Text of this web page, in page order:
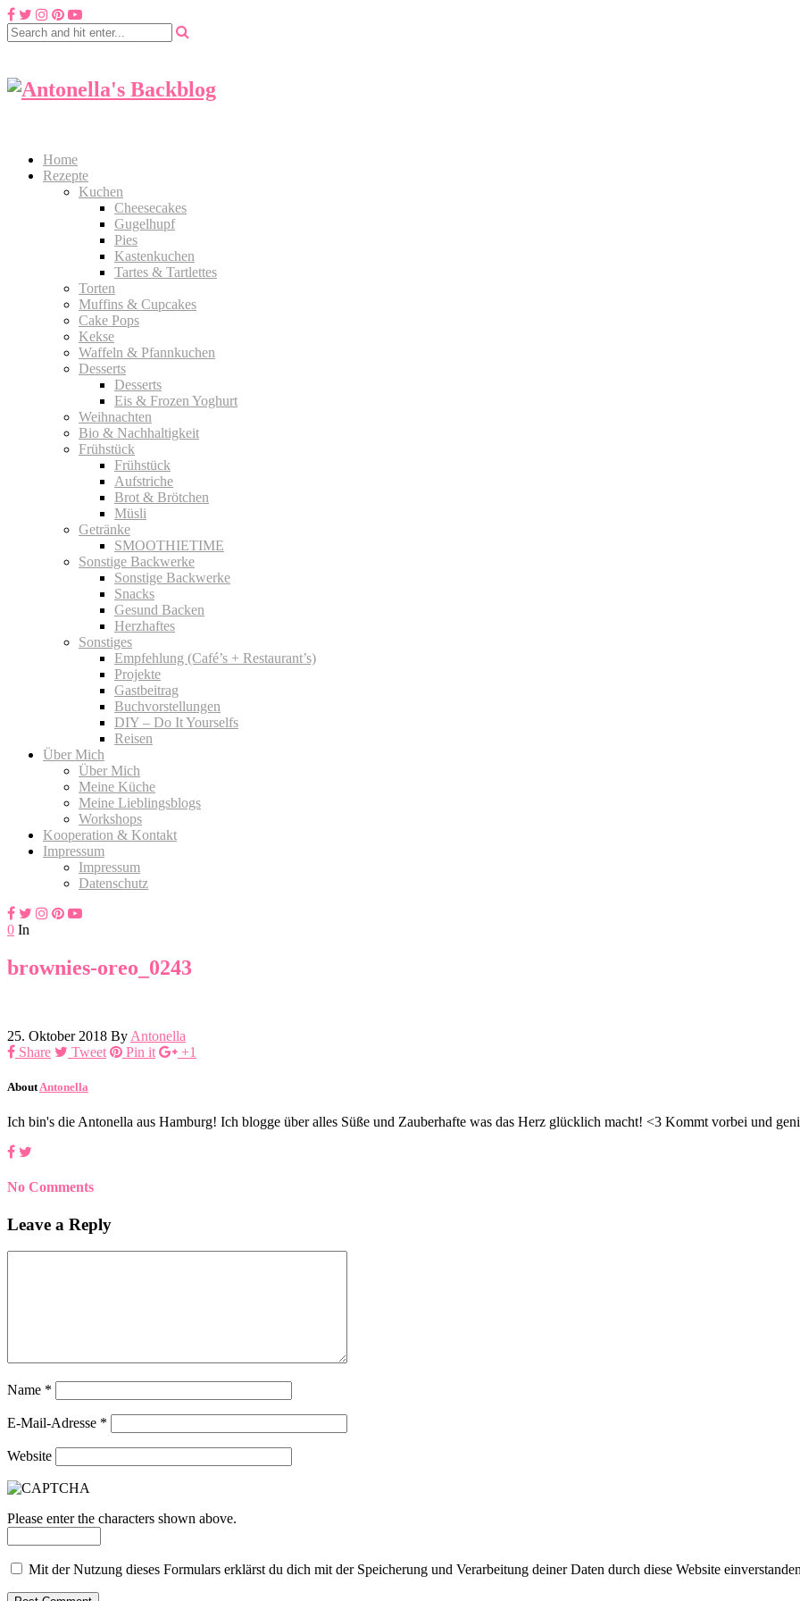
Home
Rezepte
Kuchen
Cheesecakes
Gugelhupf
Pies
Kastenkuchen
Tartes & Tartlettes
Torten
Muffins & Cupcakes
Cake Pops
Kekse
Waffeln & Pfannkuchen
Desserts
Desserts
Eis & Frozen Yoghurt
Weihnachten
Bio & Nachhaltigkeit
Frühstück
Frühstück
Aufstriche
Brot & Brötchen
Müsli
Getränke
SMOOTHIETIME
Sonstige Backwerke
Sonstige Backwerke
Snacks
Gesund Backen
Herzhaftes
Sonstiges
Empfehlung (Café’s + Restaurant’s)
Projekte
Gastbeitrag
Buchvorstellungen
DIY – Do It Yourselfs
Reisen
Über Mich
Über Mich
Meine Küche
Meine Lieblingsblogs
Workshops
Kooperation & Kontakt
Impressum
Impressum
Datenschutz
0 In
brownies-oreo_0243
25. Oktober 2018 By Antonella
Share
Tweet Pin it +1
About Antonella
Ich bin's die Antonella aus Hamburg! Ich blogge über alles Süße und Zauberhafte was das Herz glücklich macht! <3 Kommt vorbei und
No Comments
Leave a Reply
Name *
E-Mail-Adresse *
Website
Please enter the characters shown above.
Mit der Nutzung dieses Formulars erklärst du dich mit der Speicherung und Verarbeitung deiner Daten durch diese Website